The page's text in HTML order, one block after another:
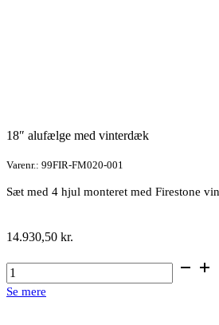
18″ alufælge med vinterdæk
Varenr.: 99FIR-FM020-001
Sæt med 4 hjul monteret med Firestone
14.930,50 kr.
18"
alufælge
med
Se mere